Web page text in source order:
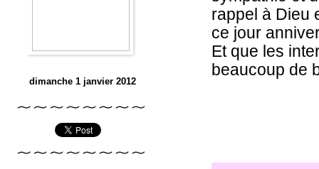
dimanche 1 janvier 2012
rappel à Dieu
ce jour
Et que les
beaucoup de